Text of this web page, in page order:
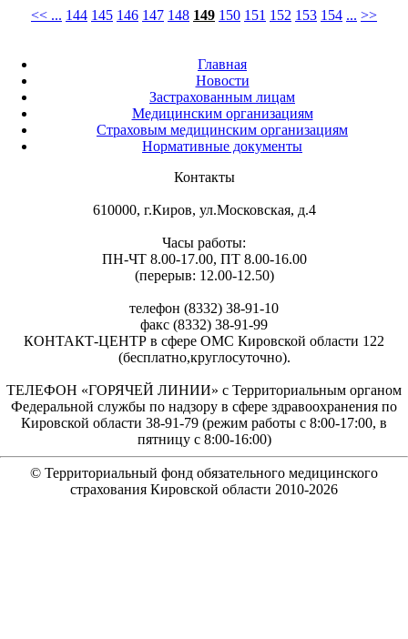
<< ... 144 145 146 147 148 149 150 151 152 153 154 ... >>
Главная
Новости
Застрахованным лицам
Медицинским организациям
Страховым медицинским организациям
Нормативные документы
Контакты
610000, г.Киров, ул.Московская, д.4
Часы работы:
ПН-ЧТ 8.00-17.00, ПТ 8.00-16.00
(перерыв: 12.00-12.50)
телефон (8332) 38-91-10
факс (8332) 38-91-99
КОНТАКТ-ЦЕНТР в сфере ОМС Кировской области 122
(бесплатно,круглосуточно).
ТЕЛЕФОН «ГОРЯЧЕЙ ЛИНИИ» с Территориальным органом
Федеральной службы по надзору в сфере здравоохранения по
Кировской области 38-91-79 (режим работы с 8:00-17:00, в
пятницу с 8:00-16:00)
© Территориальный фонд обязательного медицинского
страхования Кировской области 2010-2026